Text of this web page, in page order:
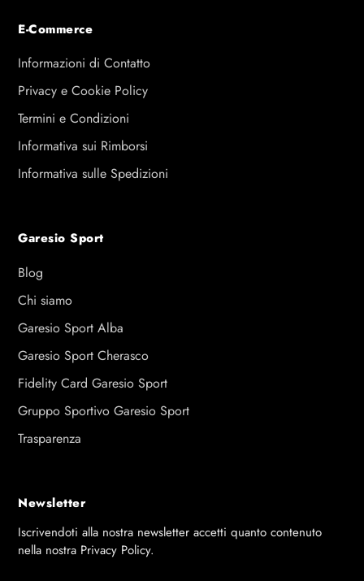
E-Commerce
Informazioni di Contatto
Privacy e Cookie Policy
Termini e Condizioni
Informativa sui Rimborsi
Informativa sulle Spedizioni
Garesio Sport
Blog
Chi siamo
Garesio Sport Alba
Garesio Sport Cherasco
Fidelity Card Garesio Sport
Gruppo Sportivo Garesio Sport
Trasparenza
Newsletter
Iscrivendoti alla nostra newsletter accetti quanto contenuto
nella nostra Privacy Policy.